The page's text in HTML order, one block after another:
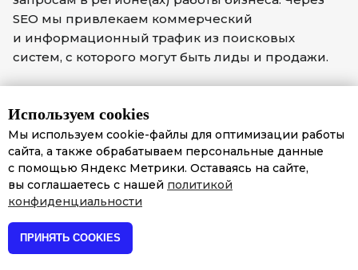
SEO мы привлекаем коммерческий
и информационный трафик из поисковых
систем, с которого могут быть лиды и продажи.
Услуга: от 150 000 ₽ в месяц
Бюджет: от 20 000 ₽ в месяц
Используем cookies
Мы используем cookie-файлы для оптимизации работы
сайта, а также обрабатываем персональные данные
с помощью Яндекс Метрики. Оставаясь на сайте,
вы соглашаетесь с нашей политикой
конфиденциальности
ПРИНЯТЬ COOKIES